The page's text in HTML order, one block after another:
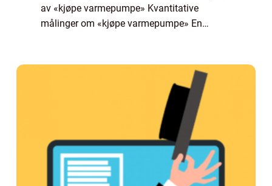
av «kjøpe varmepumpe» Kvantitative
målinger om «kjøpe varmepumpe» En